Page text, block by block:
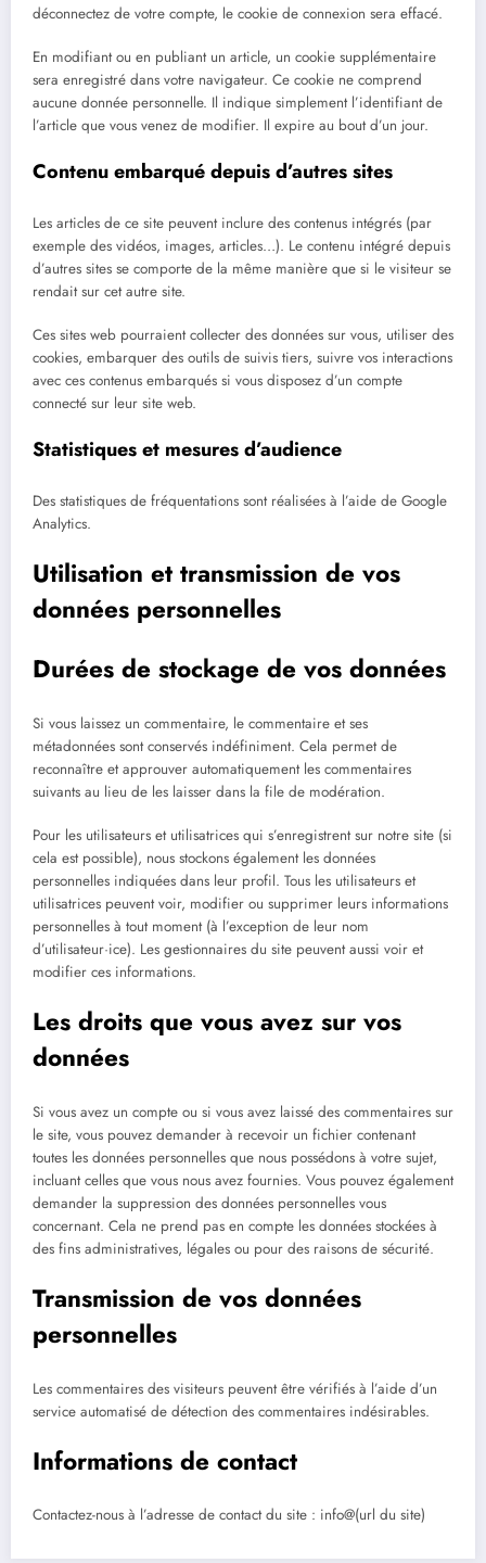
déconnectez de votre compte, le cookie de connexion sera effacé.
En modifiant ou en publiant un article, un cookie supplémentaire
sera enregistré dans votre navigateur. Ce cookie ne comprend
aucune donnée personnelle. Il indique simplement l’identifiant de
l’article que vous venez de modifier. Il expire au bout d’un jour.
Contenu embarqué depuis d’autres sites
Les articles de ce site peuvent inclure des contenus intégrés (par
exemple des vidéos, images, articles…). Le contenu intégré depuis
d’autres sites se comporte de la même manière que si le visiteur se
rendait sur cet autre site.
Ces sites web pourraient collecter des données sur vous, utiliser des
cookies, embarquer des outils de suivis tiers, suivre vos interactions
avec ces contenus embarqués si vous disposez d’un compte
connecté sur leur site web.
Statistiques et mesures d’audience
Des statistiques de fréquentations sont réalisées à l’aide de Google
Analytics.
Utilisation et transmission de vos
données personnelles
Durées de stockage de vos données
Si vous laissez un commentaire, le commentaire et ses
métadonnées sont conservés indéfiniment. Cela permet de
reconnaître et approuver automatiquement les commentaires
suivants au lieu de les laisser dans la file de modération.
Pour les utilisateurs et utilisatrices qui s’enregistrent sur notre site (si
cela est possible), nous stockons également les données
personnelles indiquées dans leur profil. Tous les utilisateurs et
utilisatrices peuvent voir, modifier ou supprimer leurs informations
personnelles à tout moment (à l’exception de leur nom
d’utilisateur·ice). Les gestionnaires du site peuvent aussi voir et
modifier ces informations.
Les droits que vous avez sur vos
données
Si vous avez un compte ou si vous avez laissé des commentaires sur
le site, vous pouvez demander à recevoir un fichier contenant
toutes les données personnelles que nous possédons à votre sujet,
incluant celles que vous nous avez fournies. Vous pouvez également
demander la suppression des données personnelles vous
concernant. Cela ne prend pas en compte les données stockées à
des fins administratives, légales ou pour des raisons de sécurité.
Transmission de vos données
personnelles
Les commentaires des visiteurs peuvent être vérifiés à l’aide d’un
service automatisé de détection des commentaires indésirables.
Informations de contact
Contactez-nous à l’adresse de contact du site : info@(url du site)